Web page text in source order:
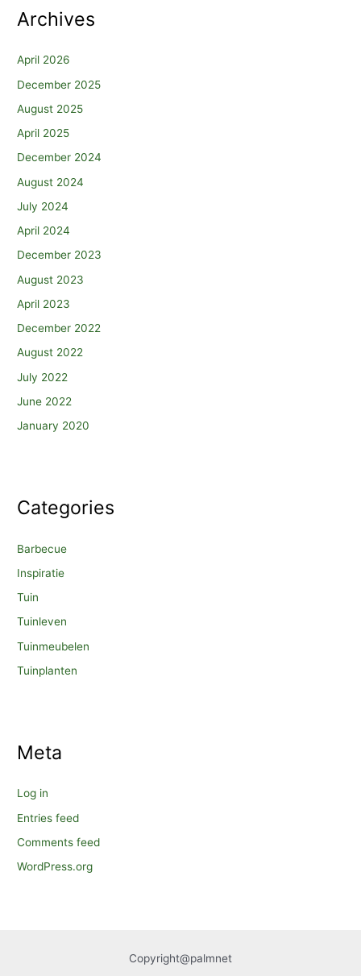
Archives
April 2026
December 2025
August 2025
April 2025
December 2024
August 2024
July 2024
April 2024
December 2023
August 2023
April 2023
December 2022
August 2022
July 2022
June 2022
January 2020
Categories
Barbecue
Inspiratie
Tuin
Tuinleven
Tuinmeubelen
Tuinplanten
Meta
Log in
Entries feed
Comments feed
WordPress.org
Copyright@palmnet